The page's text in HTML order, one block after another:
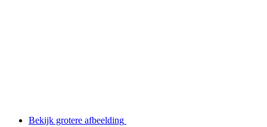
Bekijk grotere afbeelding